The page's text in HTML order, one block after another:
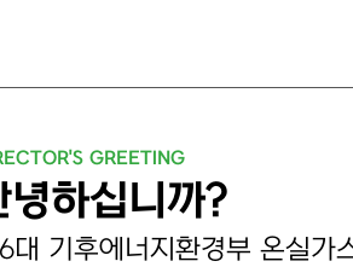
종합정보센터장 최민지입니다. 온실가스
GREETING
녕하십니까?
대 기후에너지환경부 온실가